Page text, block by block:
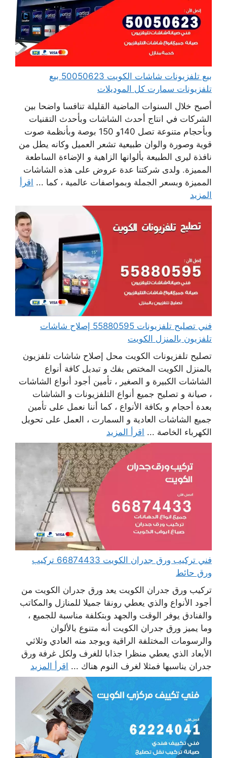
بيع تلفزيونات شاشات الكويت 50050623 بيع
تلفزيونات سمارت كل الموديلات
أصبح خلال السنوات الماضية القليلة تنافسا واضحا بين
الشركات في انتاج أحدث الشاشات وبأحدث التقنيات
وبأحجام متنوعة تصل 140و 150 بوصة وبأنظمة صوت
قوية وصورة والوان طبيعية تشعر العميل وكانه يطل من
نافذة ليرى الطبيعة بألوانها الزاهية و الإضاءة الساطعة
المميزة. ولدى شركتنا عدة عروض على هذه الشاشات
المميزة وبسعر الجملة وبمواصفات عالمية ، كما ... اقرأ
المزيد
فني تصليح تلفزيونات 55880595 إصلاح شاشات
تلفزيون بالمنزل الكويت
تصليح تلفزيونات الكويت محل إصلاح شاشات تلفزيون
بالمنزل الكويت المختص بفك و تبديل كافة أنواع
الشاشات الكبيرة و الصغير ، تأمين أجود أنواع الشاشات
، صيانة و تصليح جميع أنواع التلفزيونات و الشاشات
بعدة أحجام و بكافة الأنواع ، كما أننا نعمل على تأمين
جميع الشاشات العادية و السمارت ، العمل على تحويل
الكهرباء الخاصة ... اقرأ المزيد
فني تركيب ورق جدران الكويت 66874433 تركيب
ورق حائط
تركيب ورق جدران الكويت يعد ورق جدران الكويت من
أجود الأنواع والذي يعطي رونقا جميلا للمنازل والمكاتب
والفنادق يوفر الوقت والجهد وبتكلفة مناسبة للجميع ،
وما يميز ورق جدران الكويت أنه متنوع بالألوان
والرسومات المختلفة الراقية ويوجد منه العادي وثلاثي
الأبعاد الذي يعطي منظرا جذابا للغرف ولكل غرفة ورق
جدران يناسبها فمثلا لغرف النوم هناك ... اقرأ المزيد